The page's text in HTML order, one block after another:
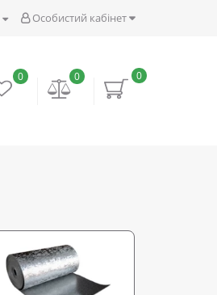
Особистий кабінет
0
0
0